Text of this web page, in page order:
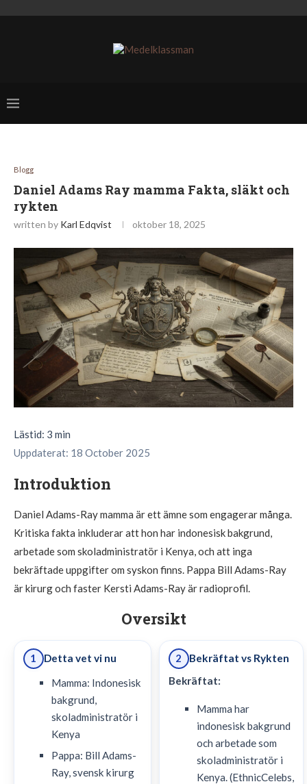
Blogg
Daniel Adams Ray mamma Fakta, släkt och
rykten
written by Karl Edqvist oktober 18, 2025
Lästid: 3 min
Uppdaterat: 18 October 2025
Introduktion
Daniel Adams-Ray mamma är ett ämne som engagerar många.
Kritiska fakta inkluderar att hon har indonesisk bakgrund,
arbetade som skoladministratör i Kenya, och att inga
bekräftade uppgifter om syskon finns. Pappa Bill Adams-Ray
är kirurg och faster Kersti Adams-Ray är radioprofil.
Oversikt
1
Detta vet vi nu
Mamma: Indonesisk
bakgrund,
skoladministratör i
Kenya
Pappa: Bill Adams-
Ray, svensk kirurg
2
Bekräftat vs Rykten
Bekräftat:
Mamma har
indonesisk bakgrund
och arbetade som
skoladministratör i
Kenya. (EthnicCelebs,